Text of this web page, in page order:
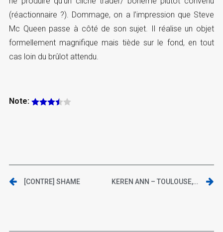
(réactionnaire ?). Dommage, on a l’impression que Steve
Mc Queen passe à côté de son sujet. Il réalise un objet
formellement magnifique mais tiède sur le fond, en tout
cas loin du brûlot attendu.
Note:
[CONTRE] SHAME KEREN ANN – TOULOUSE, LE BIKINI – 13 DÉCEMBRE 2011